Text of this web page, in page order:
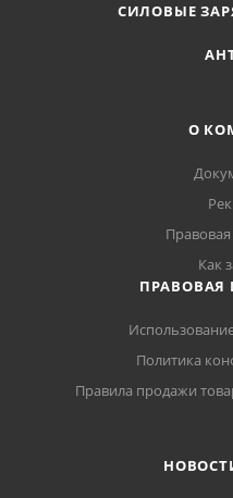
СИЛОВЫЕ
О
Как
Политика
Правила продажи